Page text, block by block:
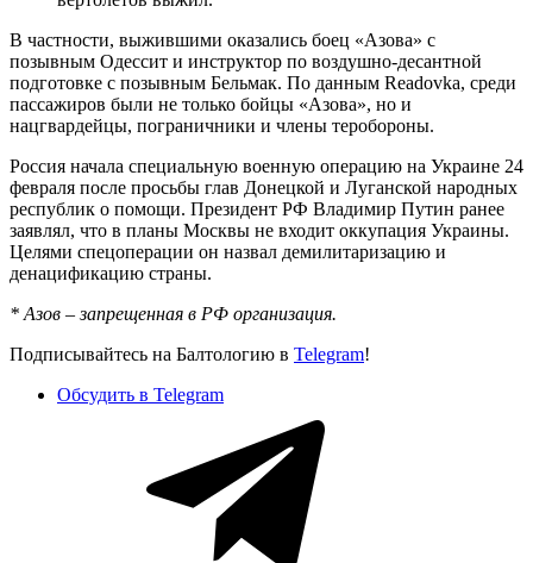
В частности, выжившими оказались боец «Азова» с
позывным Одессит и инструктор по воздушно-десантной
подготовке с позывным Бельмак. По данным Readovka, среди
пассажиров были не только бойцы «Азова», но и
нацгвардейцы, пограничники и члены теробороны.
Россия начала специальную военную операцию на Украине 24
февраля после просьбы глав Донецкой и Луганской народных
республик о помощи. Президент РФ Владимир Путин ранее
заявлял, что в планы Москвы не входит оккупация Украины.
Целями спецоперации он назвал демилитаризацию и
денацификацию страны.
* Азов – запрещенная в РФ организация.
Подписывайтесь на Балтологию в Telegram!
Обсудить в Telegram